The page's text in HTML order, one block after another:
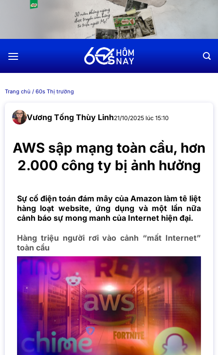
dung
Trang chủ / 60s Thị trường
Vương Tống Thùy Linh21/10/2025 lúc 15:10
AWS sập mạng toàn cầu, hơn
2.000 công ty bị ảnh hưởng
Sự cố điện toán đám mây của Amazon làm tê liệt
hàng loạt website, ứng dụng và một lần nữa
cảnh báo sự mong manh của Internet hiện đại.
Hàng triệu người rơi vào cảnh “mất Internet”
toàn cầu